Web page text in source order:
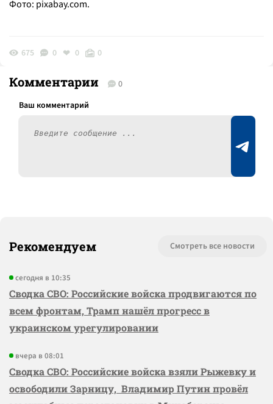
Фото: pixabay.com.
675 0 0 0
Комментарии 0
Рекомендуем Смотреть все новости
сегодня в 10:35
Сводка СВО: Российские войска продвигаются по
всем фронтам, Трамп нашёл прогресс в
украинском урегулировании
вчера в 08:01
Сводка СВО: Российские войска взяли Рыжевку и
освободили Зарницу, Владимир Путин провёл